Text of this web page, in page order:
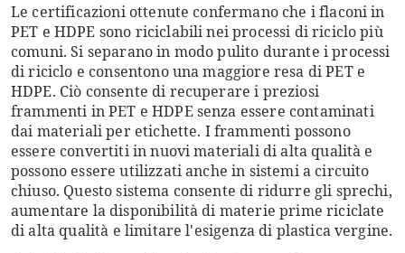
Le certificazioni ottenute confermano che i flaconi in
PET e HDPE sono riciclabili nei processi di riciclo più
comuni. Si separano in modo pulito durante i processi
di riciclo e consentono una maggiore resa di PET e
HDPE. Ciò consente di recuperare i preziosi
frammenti in PET e HDPE senza essere contaminati
dai materiali per etichette. I frammenti possono
essere convertiti in nuovi materiali di alta qualità e
possono essere utilizzati anche in sistemi a circuito
chiuso. Questo sistema consente di ridurre gli sprechi,
aumentare la disponibilità di materie prime riciclate
di alta qualità e limitare l'esigenza di plastica vergine.